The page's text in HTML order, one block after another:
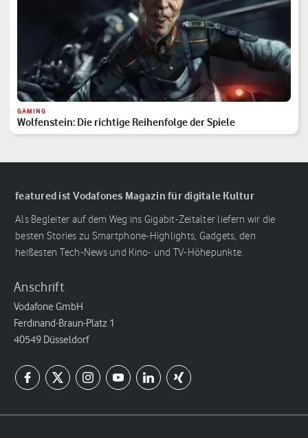
GAMING
Wolfenstein: Die richtige Reihenfolge der Spiele
featured ist Vodafones Magazin für digitale Kultur
Als Begleiter auf dem Weg ins Gigabit-Zeitalter liefern wir die
besten Stories zu Smartphone-Highlights, Gadgets, den
heißesten Tech-News und Kino- und TV-Höhepunkte.
Anschrift
Vodafone GmbH
Ferdinand-Braun-Platz 1
40549 Düsseldorf